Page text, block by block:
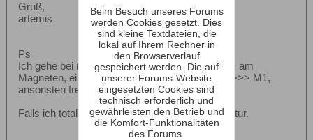
Gruß,
artemis
Ps
Ich gehe bei meiner Spekulation von einem fest, am
Magneten, eingespannten Chassis aus: M2 >>>>> M1,
ansonsten frei!
Falls ich total daneben liege, bitte ich um Korrektur.
Beim Besuch unseres Forums
werden Cookies gesetzt. Dies
sind kleine Textdateien, die
lokal auf Ihrem Rechner in
den Browserverlauf
gespeichert werden. Die auf
unserer Forums-Website
eingesetzten Cookies sind
technisch erforderlich und
gewährleisten den Betrieb und
die Komfort-Funktionalitäten
des Forums.